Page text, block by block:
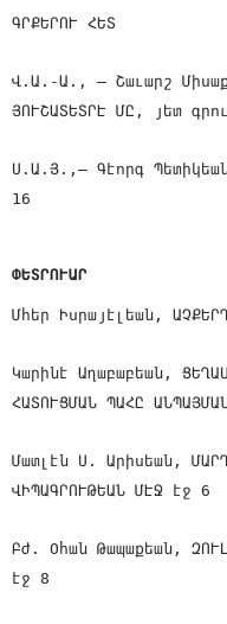
ԳՐՔԵՐՈՒ ՀԵՏ
Վ.Ա.-Ա., — Շաւարշ
ՅՈՒՇԱՏԵՏՐԷ ՄԸ, յետ
Ս.Ա.Յ.,— Գէորգ
16
ՓԵՏՐՈՒԱՐ
Մհեր Իսրայէլեան,
Կարինէ Աղաբաբեան,
ՀԱՏՈՒՑՄԱՆ ՊԱՀԸ
Մատլէն Ս. Արիսեան,
ՎԻՊԱԳՐՈՒԹԵԱՆ ՄԷՋ էջ 6
Բժ. Օհան Թապաքեան,
էջ 8